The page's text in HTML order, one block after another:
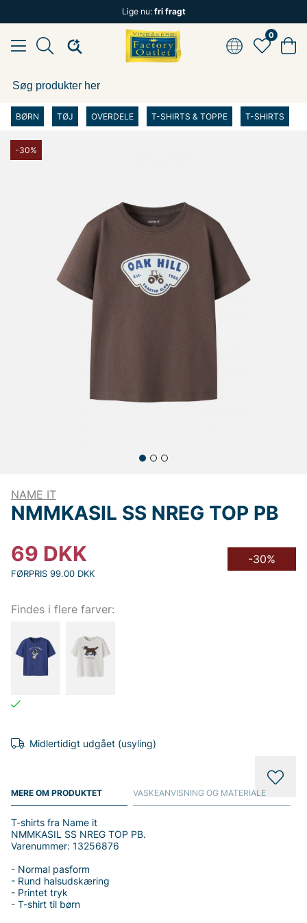
Lige nu: fri fragt
0
BØRN TØJ OVERDELE T-SHIRTS & TOPPE T-SHIRTS
-30%
NAME IT
NMMKASIL SS NREG TOP PB
69 DKK
FØRPRIS 99.00 DKK
-30%
Findes i flere farver:
Midlertidigt udgået (usyling)
MERE OM PRODUKTET
T-shirts fra Name it
NMMKASIL SS NREG TOP PB.
Varenummer: 13256876
- Normal pasform
- Rund halsudskæring
- Printet tryk
- T-shirt til børn
VASKEANVISNING OG MATERIALE